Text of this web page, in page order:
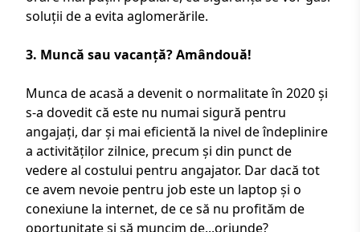
soluții de a evita aglomerările.
3. Muncă sau vacanță? Amândouă!
Munca de acasă a devenit o normalitate în 2020 și
s-a dovedit că este nu numai sigură pentru
angajați, dar și mai eficientă la nivel de îndeplinire
a activităților zilnice, precum și din punct de
vedere al costului pentru angajator. Dar dacă tot
ce avem nevoie pentru job este un laptop și o
conexiune la internet, de ce să nu profităm de
oportunitate și să muncim de...oriunde?